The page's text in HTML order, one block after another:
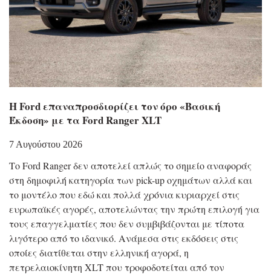
Η Ford επαναπροσδιορίζει τον όρο «Βασική
Έκδοση» με τα Ford Ranger XLT
7 Αυγούστου 2026
Το Ford Ranger δεν αποτελεί απλώς το σημείο αναφοράς
στη δημοφιλή κατηγορία των pick-up οχημάτων αλλά και
το μοντέλο που εδώ και πολλά χρόνια κυριαρχεί στις
ευρωπαϊκές αγορές, αποτελώντας την πρώτη επιλογή για
τους επαγγελματίες που δεν συμβιβάζονται με τίποτα
λιγότερο από το ιδανικό. Ανάμεσα στις εκδόσεις στις
οποίες διατίθεται στην ελληνική αγορά, η
πετρελαιοκίνητη XLT που τροφοδοτείται από τον